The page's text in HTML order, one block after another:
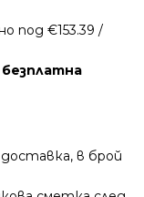
под €153.39 /
безплатна
в брой